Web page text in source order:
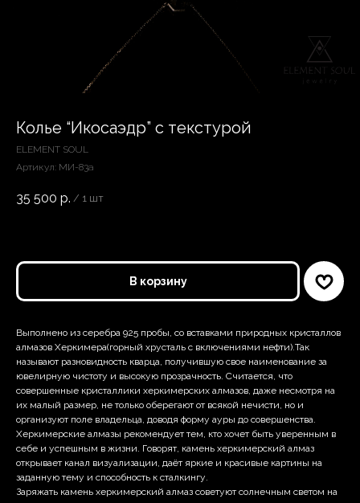
Колье “Икосаэдр” с текстурой
ELEMENT SOUL
Артикул: МИ-83а
35 500 р. / 1 шт
В корзину
Выполнено из серебра 925 пробы, со вставками природных кристаллов
алмазов Херкимера(горный хрусталь с включениями нефти).Так
называют разновидность кварца, получившую свое наименование за
ювелирную чистоту и высокую прозрачность. Считается, что
совершенные кристаллики херкимерских алмазов, даже несмотря на
их малый размер, не только оберегают от всякой нечисти, но и
организуют поле владельца, доводя форму ауры до совершенства.
Херкимерские алмазы рекомендует тем, кто хочет быть уверенным в
себе и успешным в жизни. Говорят, камень херкимерский алмаз
открывает канал визуализации, даёт яркие и красивые картины на
заданную тему и способность к сталкингу.
Заряжать камень херкимерский алмаз советуют солнечным светом на